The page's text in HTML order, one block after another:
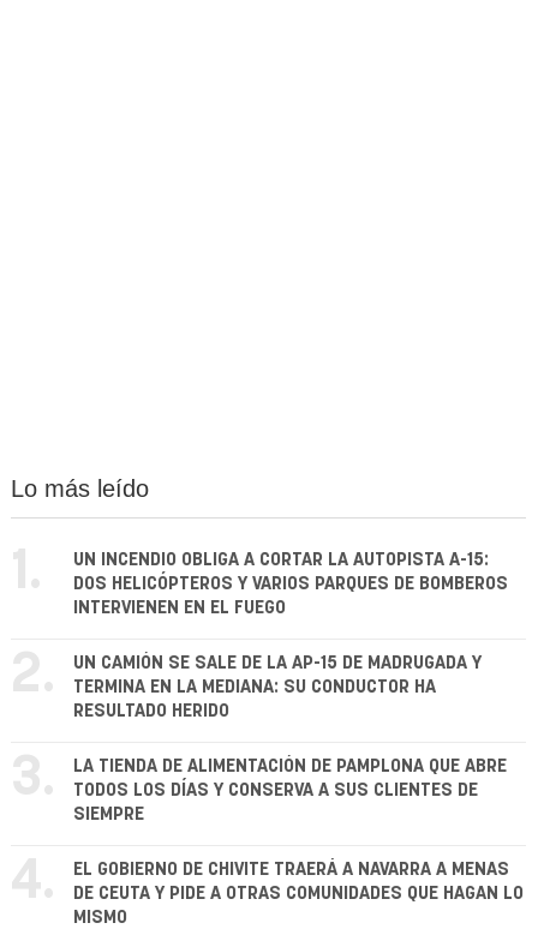
Lo más leído
1.
UN INCENDIO OBLIGA A CORTAR LA AUTOPISTA A-15:
DOS HELICÓPTEROS Y VARIOS PARQUES DE BOMBEROS
INTERVIENEN EN EL FUEGO
2.
UN CAMIÓN SE SALE DE LA AP-15 DE MADRUGADA Y
TERMINA EN LA MEDIANA: SU CONDUCTOR HA
RESULTADO HERIDO
3.
LA TIENDA DE ALIMENTACIÓN DE PAMPLONA QUE ABRE
TODOS LOS DÍAS Y CONSERVA A SUS CLIENTES DE
SIEMPRE
4.
EL GOBIERNO DE CHIVITE TRAERÁ A NAVARRA A MENAS
DE CEUTA Y PIDE A OTRAS COMUNIDADES QUE HAGAN LO
MISMO